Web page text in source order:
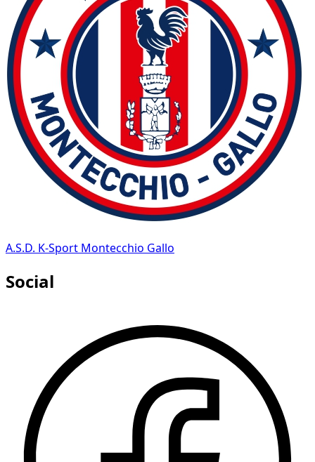
A.S.D. K-Sport Montecchio Gallo
Social